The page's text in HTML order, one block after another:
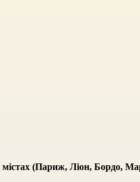
містах (Париж, Ліон, Бордо,